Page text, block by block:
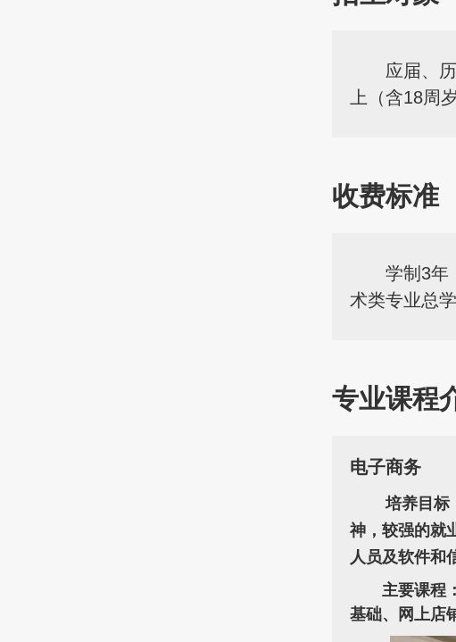
应届、
上（含18周
收费标准
学制3年
术类专业总
专业课程
电子商务
培养目标
神，较强的就
人员及软件和
主要课程
基础、网上店